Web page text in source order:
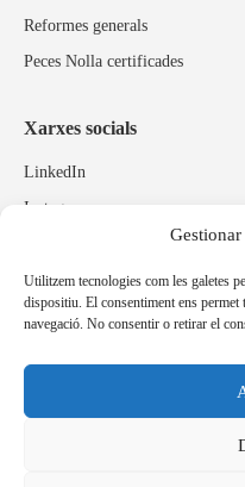
Utilitzem tecnologies com les galetes
dispositiu. El consentiment ens permet
navegació. No consentir o retirar el
Reformes generals
Peces Nolla certificades
Xarxes socials
LinkedIn
Instagram
Marques relacionades